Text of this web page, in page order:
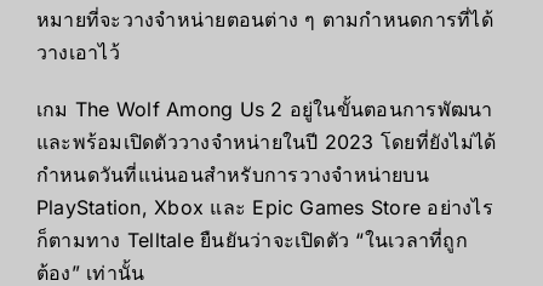
หมายที่จะวางจำหน่ายตอนต่าง ๆ ตามกำหนดการที่ได้
วางเอาไว้
เกม The Wolf Among Us 2 อยู่ในขั้นตอนการพัฒนา
และพร้อมเปิดตัววางจำหน่ายในปี 2023 โดยที่ยังไม่ได้
กำหนดวันที่แน่นอนสำหรับการวางจำหน่ายบน
PlayStation, Xbox และ Epic Games Store อย่างไร
ก็ตามทาง Telltaleยืนยันว่าจะเปิดตัว “ในเวลาที่ถูก
ต้อง” เท่านั้น